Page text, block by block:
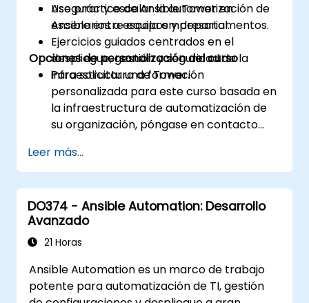
Asegurar y escalar la automatización de
Ansible entre equipos y departamentos.
Uso práctico de Ansible Tower en
escenarios a escala empresarial.
Ejercicios guiados centrados en el
despliegue, gestión y seguridad de la
infraestructura de Tower.
Opciones de personalización del curso
Para solicitar una formación
personalizada para este curso basada en
la infraestructura de automatización de
su organización, póngase en contacto
Leer más...
DO374 - Ansible Automation: Desarrollo
Avanzado
21 Horas
Ansible Automation es un marco de trabajo
potente para automatización de TI, gestión